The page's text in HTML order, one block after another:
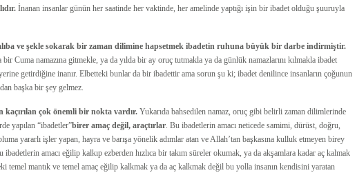
İnanan insanlar günün her saatinde her vaktinde, her amelinde yaptığı işin bir ibadet olduğu şuuruyla
ve şekle sokarak bir zaman dilimine hapsetmek ibadetin ruhuna büyük bir darbe indirmiştir.
Cuma namazına gitmekle, ya da yılda bir ay oruç tutmakla ya da günlük namazlarını kılmakla ibadet
getirdiğine inanır. Elbetteki bunlar da bir ibadettir ama sorun şu ki; ibadet denilince insanların çoğunun
başka bir şey gelmez.
kaçırılan çok önemli bir nokta vardır. Yukarıda bahsedilen namaz, oruç gibi belirli zaman dilimlerinde
yapılan “ibadetler”birer amaç değil, araçtırlar. Bu ibadetlerin amacı neticede samimi, dürüst, doğru,
yararlı işler yapan, hayra ve barışa yönelik adımlar atan ve Allah’tan başkasına kulluk etmeyen birey
amacı eğilip kalkıp ezberden hızlıca bir takım süreler okumak, ya da akşamlara kadar aç kalmak
temel mantık ve temel amaç eğilip kalkmak ya da aç kalkmak değil bu yolla insanın kendisini yaratan